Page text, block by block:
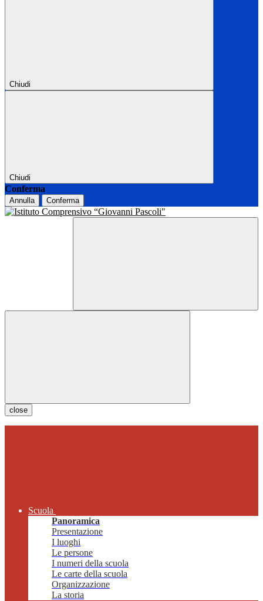
Chiudi
Chiudi
Conferma
Annulla Conferma
close
Scuola
Panoramica
Presentazione
I luoghi
Le persone
I numeri della scuola
Le carte della scuola
Organizzazione
La storia